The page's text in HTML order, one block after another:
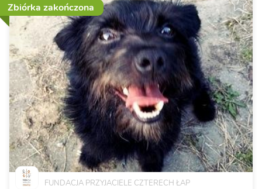
Zbiórka zakończona
FUNDACJA PRZYJACIELE CZTERECH ŁAP